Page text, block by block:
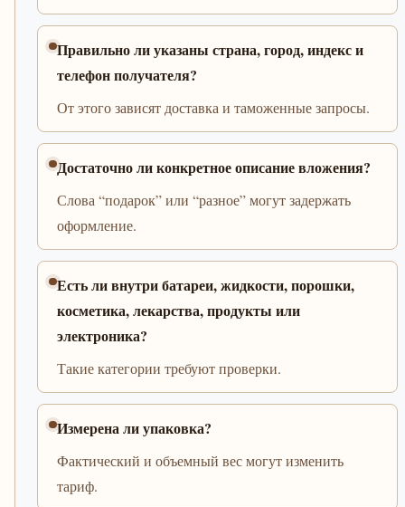
Правильно ли указаны страна, город, индекс и
телефон получателя?
От этого зависят доставка и таможенные запросы.
Достаточно ли конкретное описание вложения?
Слова “подарок” или “разное” могут задержать
оформление.
Есть ли внутри батареи, жидкости, порошки,
косметика, лекарства, продукты или
электроника?
Такие категории требуют проверки.
Измерена ли упаковка?
Фактический и объемный вес могут изменить
тариф.